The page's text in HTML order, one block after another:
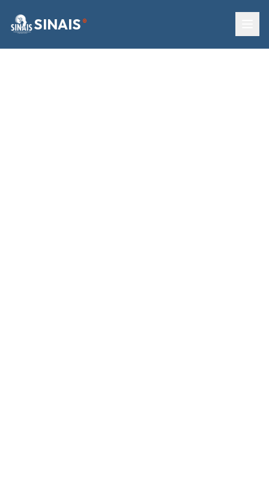
SINAIS ®